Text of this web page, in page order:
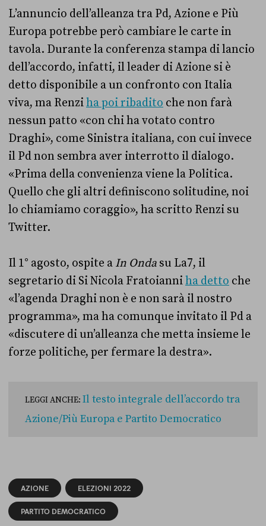
L’annuncio dell’alleanza tra Pd, Azione e Più
Europa potrebbe però cambiare le carte in
tavola. Durante la conferenza stampa di lancio
dell’accordo, infatti, il leader di Azione si è
detto disponibile a un confronto con Italia
viva, ma Renziha poi ribadito che non farà
nessun patto «con chi ha votato contro
Draghi», come Sinistra italiana, con cui invece
il Pd non sembra aver interrotto il dialogo.
«Prima della convenienza viene la Politica.
Quello che gli altri definiscono solitudine, noi
lo chiamiamo coraggio», ha scritto Renzi su
Twitter.
Il 1° agosto, ospite a In Onda su La7, il
segretario di Si Nicola Fratoianniha detto che
«l’agenda Draghi non è e non sarà il nostro
programma», ma ha comunque invitato il Pd a
«discutere di un’alleanza che metta insieme le
forze politiche, per fermare la destra».
LEGGI ANCHE: Il testo integrale dell’accordo tra
Azione/Più Europa e Partito Democratico
AZIONE ELEZIONI 2022
PARTITO DEMOCRATICO